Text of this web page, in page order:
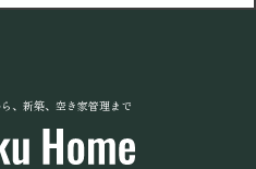
、新築、空き家管理まで